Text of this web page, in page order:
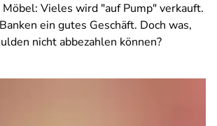
Vieles wird "auf Pump" verkauft.
ein gutes Geschäft. Doch was,
nicht abbezahlen können?